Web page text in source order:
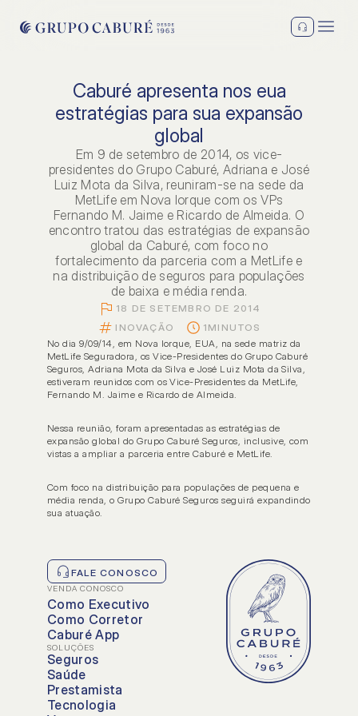
INSTITUCIONAL
Home
Sobre nós
Sorteio
Nossas soluções
ExecutivosCorretores
Soluções principais
Soluções extra
Caburé apresenta nos eua
estratégias para sua expansão
global
Em 9 de setembro de 2014, os vice-
presidentes do Grupo Caburé, Adriana e José
Luiz Mota da Silva, reuniram-se na sede da
MetLife em Nova Iorque com os VPs
Fernando M. Jaime e Ricardo de Almeida. O
encontro tratou das estratégias de expansão
global da Caburé, com foco no
fortalecimento da parceria com a MetLife e
na distribuição de seguros para populações
de baixa e média renda.
1 MINUTOS
INOVAÇÃO
18 DE SETEMBRO DE 2014
No dia 9/09/14, em Nova Iorque, EUA, na sede matriz da
MetLife Seguradora, os Vice-Presidentes do Grupo Caburé
Seguros, Adriana Mota da Silva e José Luiz Mota da Silva,
estiveram reunidos com os Vice-Presidentes da MetLife,
Fernando M. Jaime e Ricardo de Almeida.
Nessa reunião, foram apresentadas as estratégias de
expansão global do Grupo Caburé Seguros, inclusive, com
vistas a ampliar a parceria entre Caburé e MetLife.
Com foco na distribuição para populações de pequena e
média renda, o Grupo Caburé Seguros seguirá expandindo
sua atuação.
VENDA CONOSCO
Como Executivo
Como Corretor
Caburé App
SOLUÇÕES
Seguros
Saúde
Prestamista
Tecnologia
FALE CONOSCO